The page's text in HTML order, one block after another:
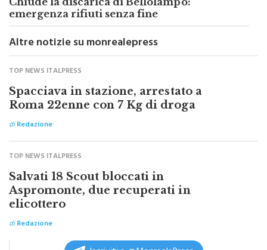
Chiude la discarica di Bellolampo:
emergenza rifiuti senza fine
Altre notizie su monrealepress
TOP NEWS ITALPRESS
Spacciava in stazione, arrestato a
Roma 22enne con 7 Kg di droga
diRedazione
TOP NEWS ITALPRESS
Salvati 18 Scout bloccati in
Aspromonte, due recuperati in
elicottero
di